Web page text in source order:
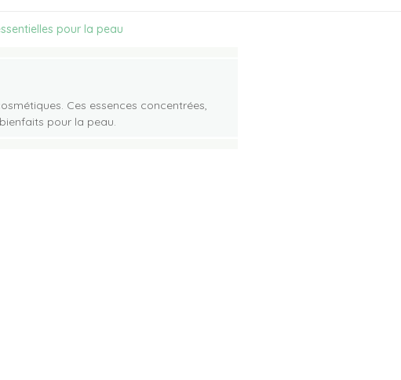
pour la peau
Ces essences concentrées,
pour la peau.